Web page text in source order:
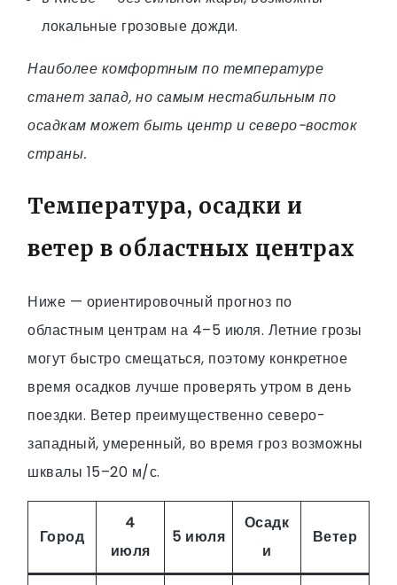
локальные грозовые дожди.
Наиболее комфортным по температуре
станет запад, но самым нестабильным по
осадкам может быть центр и северо-восток
страны.
Температура, осадки и
ветер в областных центрах
Ниже — ориентировочный прогноз по
областным центрам на 4–5 июля. Летние грозы
могут быстро смещаться, поэтому конкретное
время осадков лучше проверять утром в день
поездки. Ветер преимущественно северо-
западный, умеренный, во время гроз возможны
шквалы 15–20 м/с.
Город
4
июля
5 июля
Осадк
и
Ветер